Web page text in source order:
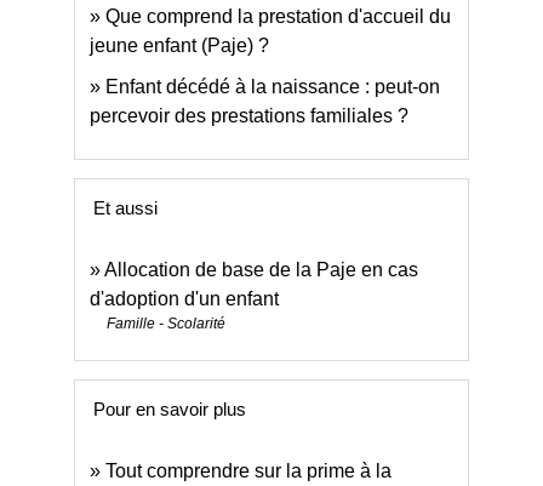
Que comprend la prestation d'accueil du
jeune enfant (Paje) ?
Enfant décédé à la naissance : peut-on
percevoir des prestations familiales ?
Et aussi
Allocation de base de la Paje en cas
d'adoption d'un enfant
Famille - Scolarité
Pour en savoir plus
Tout comprendre sur la prime à la